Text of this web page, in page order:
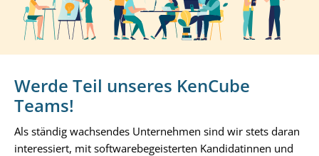
Werde Teil unseres KenCube
Teams!
Als ständig wachsendes Unternehmen sind wir stets daran
interessiert, mit softwarebegeisterten Kandidatinnen und